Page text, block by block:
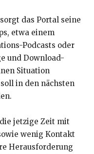
das Portal seine
etwa einem
Podcasts oder
und Download-
Situation
in den nächsten
jetzige Zeit mit
wenig Kontakt
Herausforderung